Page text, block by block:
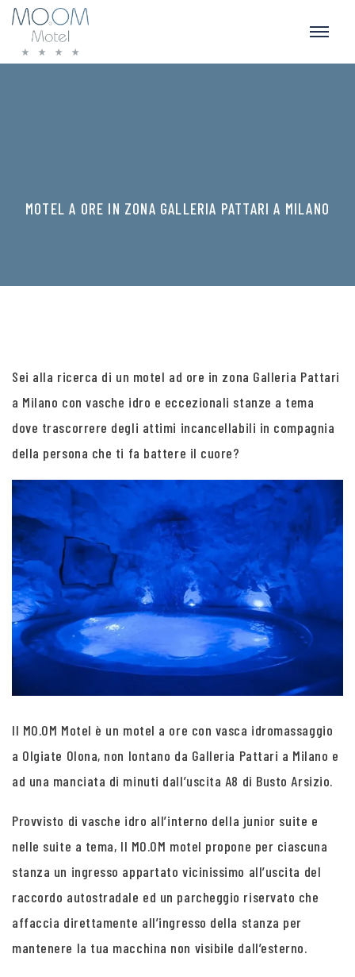
MOTEL A ORE IN ZONA GALLERIA PATTARI A MILANO
Sei alla ricerca di un motel ad ore in zona Galleria Pattari
a Milano con vasche idro e eccezionali stanze a tema
dove trascorrere degli attimi incancellabili in compagnia
della persona che ti fa battere il cuore?
Il MO.OM Motel è un motel a ore con vasca idromassaggio
a Olgiate Olona, non lontano da Galleria Pattari a Milano e
ad una manciata di minuti dall’uscita A8 di Busto Arsizio.
Provvisto di vasche idro all’interno della junior suite e
nelle suite a tema, Il MO.OM motel propone per ciascuna
stanza un ingresso appartato vicinissimo all’uscita del
raccordo autostradale ed un parcheggio riservato che
affaccia direttamente all’ingresso della stanza per
mantenere la tua macchina non visibile dall’esterno.